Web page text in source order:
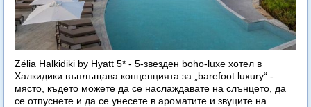
Zélia Halkidiki by Hyatt 5* - 5-звезден boho-luxe хотел в
Халкидики въплъщава концепцията за „barefoot luxury“ -
място, където можете да се наслаждавате на слънцето, да
се отпуснете и да се унесете в ароматите и звуците на